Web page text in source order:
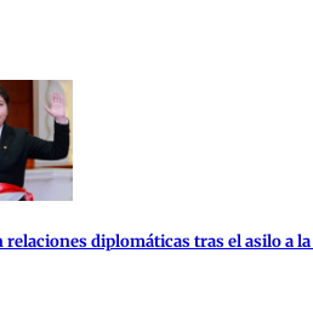
relaciones diplomáticas tras el asilo a